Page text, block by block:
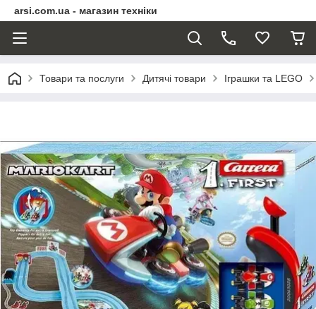
arsi.com.ua - магазин техніки
Товари та послуги Дитячі товари Іграшки та LEGO